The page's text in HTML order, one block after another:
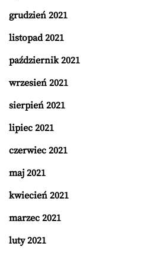
grudzień 2021
listopad 2021
październik 2021
wrzesień 2021
sierpień 2021
lipiec 2021
czerwiec 2021
maj 2021
kwiecień 2021
marzec 2021
luty 2021